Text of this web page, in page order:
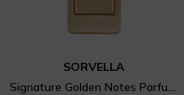
SORVELLA
Signature Golden Notes Parfum